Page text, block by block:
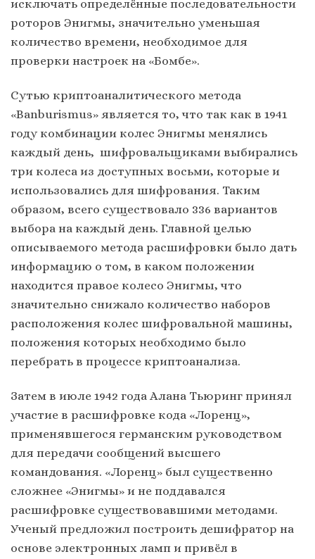
исключать определённые последовательности
роторов Энигмы, значительно уменьшая
количество времени, необходимое для
проверки настроек на «Бомбе».
Сутью криптоаналитического метода
«Banburismus» является то, что так как в 1941
году комбинации колес Энигмы менялись
каждый день, шифровальщиками выбирались
три колеса из доступных восьми, которые и
использовались для шифрования. Таким
образом, всего существовало 336 вариантов
выбора на каждый день. Главной целью
описываемого метода расшифровки было дать
информацию о том, в каком положении
находится правое колесо Энигмы, что
значительно снижало количество наборов
расположения колес шифровальной машины,
положения которых необходимо было
перебрать в процессе криптоанализа.
Затем в июле 1942 года Алана Тьюринг принял
участие в расшифровке кода «Лоренц»,
применявшегося германским руководством
для передачи сообщений высшего
командования. «Лоренц» был существенно
сложнее «Энигмы» и не поддавался
расшифровке существовавшими методами.
Ученый предложил построить дешифратор на
основе электронных ламп и привёл в